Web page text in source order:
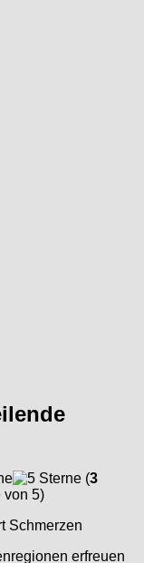
(3
von 5)
erfreuen